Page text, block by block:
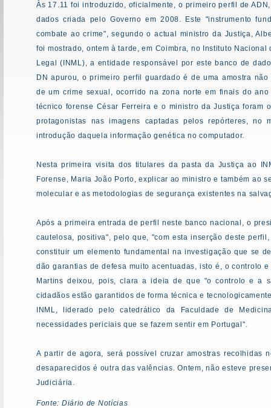
Às 17.11 foi introduzido, oficialmente, o primeiro perfil de
dados criada pelo Governo em 2008. Este "instrumento
combate ao crime", segundo o actual ministro da Justiça,
foi mostrado, ontem à tarde, em Coimbra, no Instituto Nacional
Legal (INML), a entidade responsável por este banco de
DN apurou, o primeiro perfil guardado é de uma amostra
de um crime sexual, ocorrido na zona norte em finais do ano
técnico forense César Ferreira e o ministro da Justiça foram
protagonistas nas imagens captadas pelos repórteres, no
introdução daquela informação genética no computador.
Nesta primeira visita dos titulares da pasta da Justiça ao
Forense, Maria João Porto, explicar ao ministro e também ao
molecular e as metodologias de segurança existentes na
Após a primeira entrada de perfil neste banco nacional, o
cautelosa, positiva", pelo que, "com esta inserção deste
constituir um elemento fundamental na investigação que se
dão garantias de defesa muito acentuadas, isto é, o controlo
Martins deixou, pois, clara a ideia de que "o controlo e a
cidadãos estão garantidos de forma técnica e
INML, liderado pelo catedrático da Faculdade de
necessidades periciais que se fazem sentir em Portugal".
A partir de agora, será possível cruzar amostras recolhidas
desaparecidos é outra das valências. Ontem, não esteve
Judiciária.
Fonte: Diário de Notícias